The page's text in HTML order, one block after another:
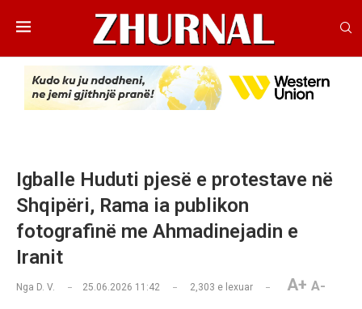
Igballe Huduti pjesë e protestave në
Shqipëri, Rama ia publikon
fotografinë me Ahmadinejadin e
Iranit
Nga D. V. 25.06.2026 11:42 2,303 e lexuar A+ A-